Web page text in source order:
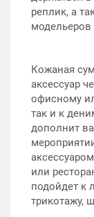
реплик, а
Кожаная
аксессуар
офисному
так и к
дополнит
или
подойдет к
трикотажу,